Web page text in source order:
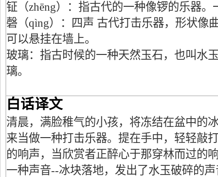
钲（zhēng）：指古代的一种像锣的乐器。
磬（qìng）：四声 古代打击乐器，形状像
可以悬挂在墙上。
玻璃：指古时候的一种天然玉石，也叫水
璃。
白话译文
清晨，满脸稚气的小孩，将冻结在盆中的
来当做一种打击乐器。提在手中，轻轻敲
的响声，当欣赏者正醉心于那穿林而过的
一种声音--冰块落地，发出了水玉破碎的